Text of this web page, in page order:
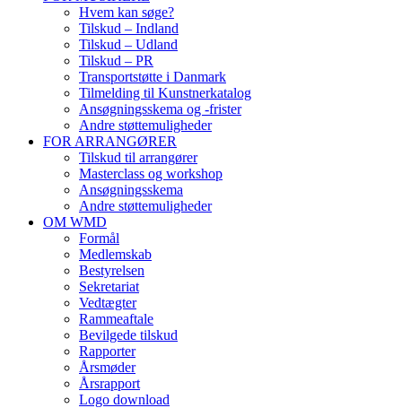
Hvem kan søge?
Tilskud – Indland
Tilskud – Udland
Tilskud – PR
Transportstøtte i Danmark
Tilmelding til Kunstnerkatalog
Ansøgningsskema og -frister
Andre støttemuligheder
FOR ARRANGØRER
Tilskud til arrangører
Masterclass og workshop
Ansøgningsskema
Andre støttemuligheder
OM WMD
Formål
Medlemskab
Bestyrelsen
Sekretariat
Vedtægter
Rammeaftale
Bevilgede tilskud
Rapporter
Årsmøder
Årsrapport
Logo download